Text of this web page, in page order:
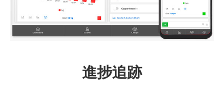
進捗追跡